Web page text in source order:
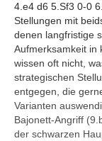
4.e4 d6 5.Sf3 0-0
Stellungen mit
denen langfristige
Aufmerksamkeit in
wissen oft nicht,
strategischen
entgegen, die
Varianten
Bajonett-Angriff
der schwarzen